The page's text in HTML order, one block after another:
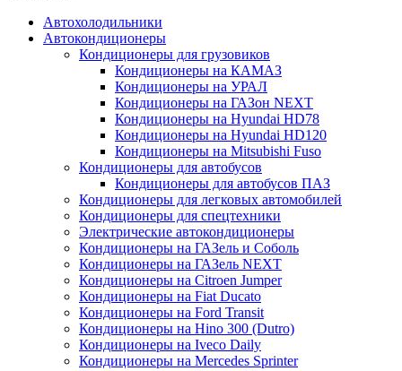
Автохолодильники
Автокондиционеры
Кондиционеры для грузовиков
Кондиционеры на КАМАЗ
Кондиционеры на УРАЛ
Кондиционеры на ГАЗон NEXT
Кондиционеры на Hyundai HD78
Кондиционеры на Hyundai HD120
Кондиционеры на Mitsubishi Fuso
Кондиционеры для автобусов
Кондиционеры для автобусов ПАЗ
Кондиционеры для легковых автомобилей
Кондиционеры для спецтехники
Электрические автокондиционеры
Кондиционеры на ГАЗель и Соболь
Кондиционеры на ГАЗель NEXT
Кондиционеры на Citroen Jumper
Кондиционеры на Fiat Ducato
Кондиционеры на Ford Transit
Кондиционеры на Hino 300 (Dutro)
Кондиционеры на Iveco Daily
Кондиционеры на Mercedes Sprinter